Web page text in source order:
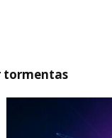
tormentas